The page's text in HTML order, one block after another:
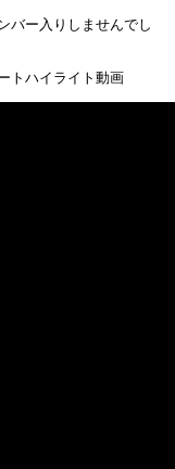
バー入りしませんでし
トハイライト動画